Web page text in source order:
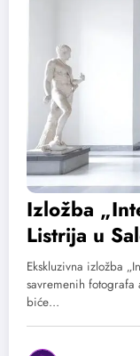
Izložba
Listrija u
Beograda
Ekskluzivna izložba
savremenih
biće…